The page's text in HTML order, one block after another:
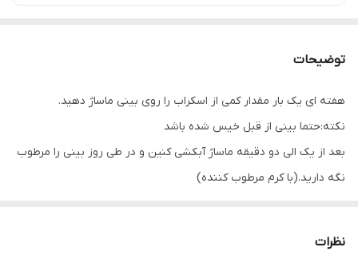
توضیحات
هفته ای یک بار مقدار کمی از اسکراب را روی بینی ماساژ دهید.
نکته:حتما بینی از قبل خیس شده باشد
بعد از یک الی دو دقیقه ماساژ آبکشی کنین و در طی روز بینی را مرطوب
نگه دارید.(با کرم مرطوب کننده)
نظرات